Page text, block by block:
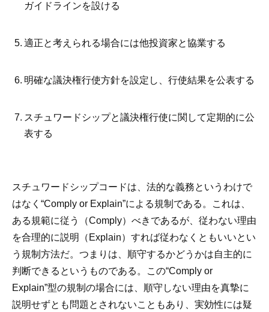
ガイドラインを設ける
適正と考えられる場合には他投資家と協業する
明確な議決権行使方針を設定し、行使結果を公表する
スチュワードシップと議決権行使に関して定期的に公
表する
スチュワードシップコードは、法的な義務というわけで
はなく“Comply or Explain”による規制である。これは、
ある規範に従う（Comply）べきであるが、従わない理由
を合理的に説明（Explain）すれば従わなくともいいとい
う規制方法だ。つまりは、順守するかどうかは自主的に
判断できるというものである。この“Comply or
Explain”型の規制の場合には、順守しない理由を真摯に
説明せずとも問題とされないこともあり、実効性には疑